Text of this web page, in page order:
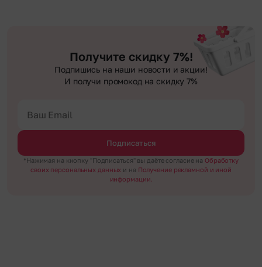
Получите скидку 7%!
Подпишись на наши новости и акции!
И получи промокод на скидку 7%
Подписаться
*Нажимая на кнопку "Подписаться" вы даёте согласие на Обработку
своих персональных данных и на Получение рекламной и иной
информации.